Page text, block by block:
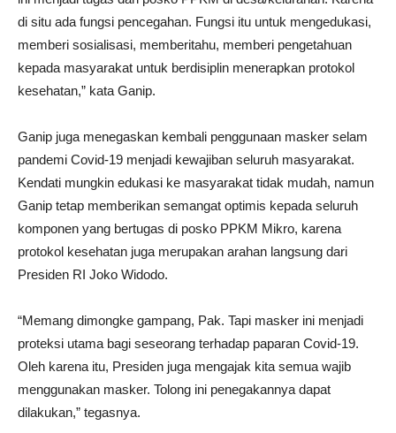
di situ ada fungsi pencegahan. Fungsi itu untuk mengedukasi,
memberi sosialisasi, memberitahu, memberi pengetahuan
kepada masyarakat untuk berdisiplin menerapkan protokol
kesehatan,” kata Ganip.
Ganip juga menegaskan kembali penggunaan masker selam
pandemi Covid-19 menjadi kewajiban seluruh masyarakat.
Kendati mungkin edukasi ke masyarakat tidak mudah, namun
Ganip tetap memberikan semangat optimis kepada seluruh
komponen yang bertugas di posko PPKM Mikro, karena
protokol kesehatan juga merupakan arahan langsung dari
Presiden RI Joko Widodo.
“Memang dimongke gampang, Pak. Tapi masker ini menjadi
proteksi utama bagi seseorang terhadap paparan Covid-19.
Oleh karena itu, Presiden juga mengajak kita semua wajib
menggunakan masker. Tolong ini penegakannya dapat
dilakukan,” tegasnya.